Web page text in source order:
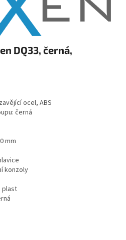
DQ33, černá,
ocel, ABS
černá
mm
konzoly
plast